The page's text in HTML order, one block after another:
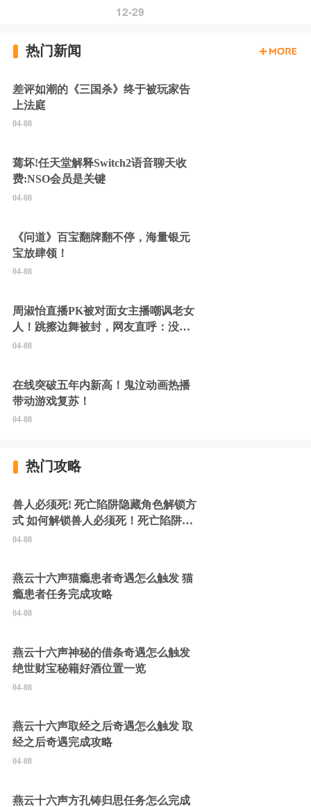
12-29
热门新闻
差评如潮的《三国杀》终于被玩家告
上法庭
04-08
蔫坏!任天堂解释Switch2语音聊天收
费:NSO会员是关键
04-08
《问道》百宝翻牌翻不停，海量银元
宝放肆领！
04-08
周淑怡直播PK被对面女主播嘲讽老女
人！跳擦边舞被封，网友直呼：没边
硬擦封的好！
04-08
在线突破五年内新高！鬼泣动画热播
带动游戏复苏！
04-08
热门攻略
兽人必须死! 死亡陷阱隐藏角色解锁方
式 如何解锁兽人必须死！死亡陷阱中
的隐藏角色
04-08
燕云十六声猫瘾患者奇遇怎么触发 猫
瘾患者任务完成攻略
04-08
燕云十六声神秘的借条奇遇怎么触发
绝世财宝秘籍好酒位置一览
04-08
燕云十六声取经之后奇遇怎么触发 取
经之后奇遇完成攻略
04-08
燕云十六声方孔铸归思任务怎么完成